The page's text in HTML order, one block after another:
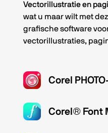
Vectorillustratie en
wat u maar wilt met
grafische software
vectorillustraties,
Corel
Corel® Font